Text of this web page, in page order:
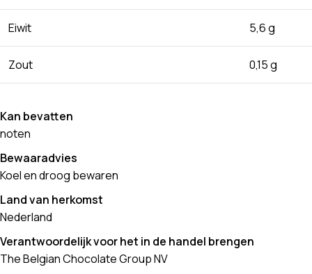
Eiwit 5,6 g
Zout 0,15 g
Kan bevatten
noten
Bewaaradvies
Koel en droog bewaren
Land van herkomst
Nederland
Verantwoordelijk voor het in de handel brengen
The Belgian Chocolate Group NV